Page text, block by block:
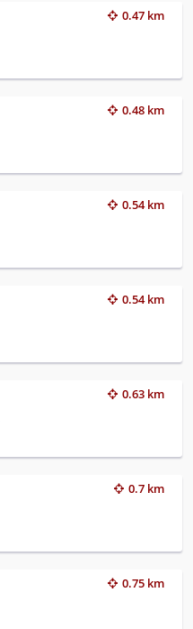
0.47 km
0.48 km
0.54 km
0.54 km
0.63 km
0.7 km
0.75 km